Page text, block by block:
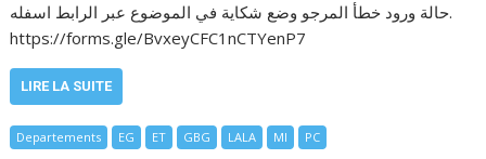
حالة ورود خطأ المرجو وضع شكاية في الموضوع عبر الرابط اسفله.
https://forms.gle/BvxeyCFC1nCTYenP7
LIRE LA SUITE
Departements EG ET GBG LALA MI PC